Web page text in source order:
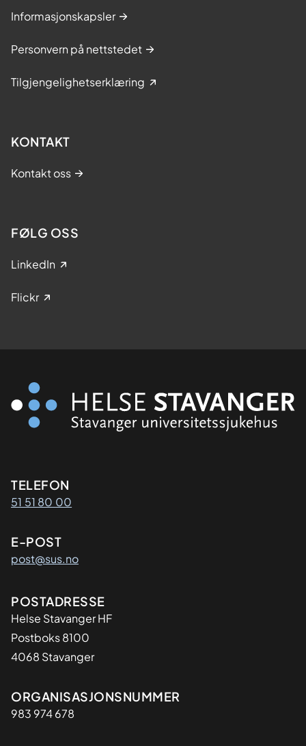
Informasjonskapsler
Personvern på nettstedet
Tilgjengelighetserklæring
KONTAKT
Kontakt oss
FØLG OSS
LinkedIn
Flickr
Kontaktinformasjon
TELEFON
51 51 80 00
E-POST
post@sus.no
Adresse
POSTADRESSE
Helse Stavanger HF
Postboks 8100
4068 Stavanger
Organisasjon
ORGANISASJONSNUMMER
983 974 678